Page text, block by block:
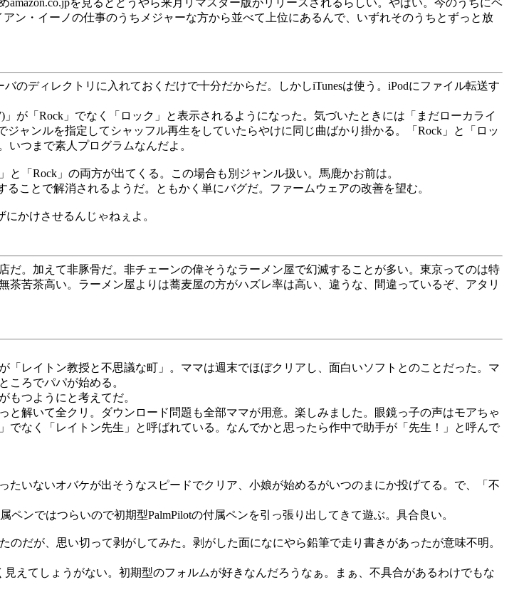
を見るとどうやら来月リマスター版がリリースされるらしい。やばい。今のうちにベ
ン・イーノの仕事のうちメジャーな方から並べて上位にあるんで、いずれそのうちとずっと放
のディレクトリに入れておくだけで十分だからだ。しかしiTunesは使う。iPodにファイル転送す
が「Rock」でなく「ロック」と表示されるようになった。気づいたときには「まだローカライ
ャンルを指定してシャッフル再生をしていたらやけに同じ曲ばかり掛かる。「Rock」と「ロッ
いつまで素人プログラムなんだよ。
「Rock」の両方が出てくる。この場合も別ジャンル扱い。馬鹿かお前は。
ことで解消されるようだ。ともかく単にバグだ。ファームウェアの改善を望む。
かけさせるんじゃねぇよ。
。加えて非豚骨だ。非チェーンの偉そうなラーメン屋で幻滅することが多い。東京ってのは特
苦茶高い。ラーメン屋よりは蕎麦屋の方がハズレ率は高い、違うな、間違っているぞ、アタリ
レイトン教授と不思議な町」。ママは週末でほぼクリアし、面白いソフトとのことだった。マ
ころでパパが始める。
つようにと考えてだ。
解いて全クリ。ダウンロード問題も全部ママが用意。楽しみました。眼鏡っ子の声はモアちゃ
なく「レイトン先生」と呼ばれている。なんでかと思ったら作中で助手が「先生！」と呼んで
いないオバケが出そうなスピードでクリア、小娘が始めるがいつのまにか投げてる。で、「不
ンではつらいので初期型PalmPilotの付属ペンを引っ張り出してきて遊ぶ。具合良い。
だが、思い切って剥がしてみた。剥がした面になにやら鉛筆で走り書きがあったが意味不明。
えてしょうがない。初期型のフォルムが好きなんだろうなぁ。まぁ、不具合があるわけでもな